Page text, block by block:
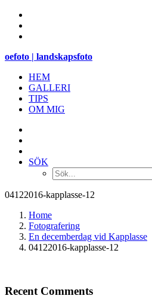
oefoto | landskapsfoto
HEM
GALLERI
TIPS
OM MIG
SÖK
04122016-kapplasse-12
Home
Fotografering
En decemberdag vid Kapplasse
04122016-kapplasse-12
Recent Comments